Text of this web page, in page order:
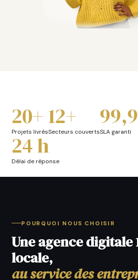
20+
Projets livrés
12+
Secteurs couvertsSLA garanti
24 h
Délai de réponse
POURQUOI NOUS CHOISIR
Une agence digitale
locale,
au service des